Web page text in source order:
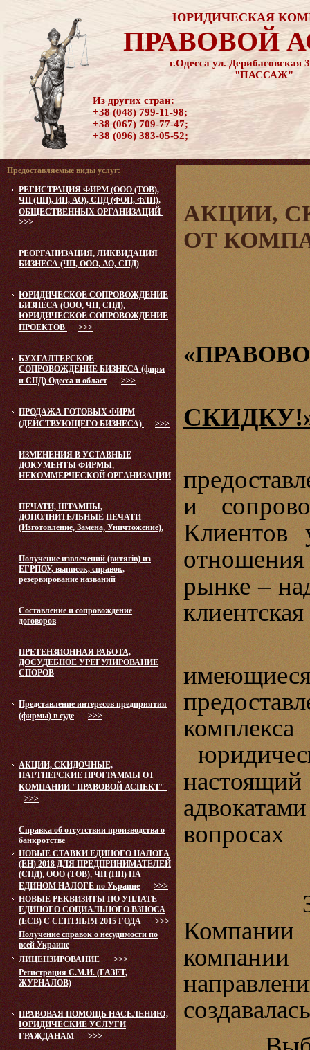
ЮРИДИЧЕСКАЯ
ПРАВОВОЙ
г.Одесса ул. Дерибасовская
"ПАССАЖ"
Из других стран:
+38 (048) 799-11-98;
+38 (067) 709-77-47;
+38 (096) 383-05-52;
Предоставляемые виды услуг:
РЕГИСТРАЦИЯ ФИРМ (ООО (ТОВ),
ЧП (ПП), ИП, АО), СПД (ФОП, ФЛП),
ОБЩЕСТВЕННЫХ ОРГАНИЗАЦИЙ
>>>
РЕОРГАНИЗАЦИЯ, ЛИКВИДАЦИЯ
БИЗНЕСА (ЧП, ООО, АО, СПД)
ЮРИДИЧЕСКОЕ CОПРОВОЖДЕНИЕ
БИЗНЕСА (ООО, ЧП, СПД),
ЮРИДИЧЕСКОЕ СОПРОВОЖДЕНИЕ
ПРОЕКТОВ
>>>
БУХГАЛТЕРСКОЕ
СОПРОВОЖДЕНИЕ БИЗНЕСА (фирм
и СПД) Одесса и област
>>>
ПРОДАЖА ГОТОВЫХ ФИРМ
(ДЕЙСТВУЮЩЕГО БИЗНЕСА)
>>>
ИЗМЕНЕНИЯ В УСТАВНЫЕ
ДОКУМЕНТЫ ФИРМЫ,
НЕКОММЕРЧЕСКОЙ ОРГАНИЗАЦИИ
ПЕЧАТИ, ШТАМПЫ,
ДОПОЛНИТЕЛЬНЫЕ ПЕЧАТИ
(Изготовление, Замена, Уничтожение),
Получение извлечений (витягів) из
ЕГРПОУ, выписок, справок,
резервирование названий
Составление и сопровождение
договоров
ПРЕТЕНЗИОННАЯ РАБОТА,
ДОСУДЕБНОЕ УРЕГУЛИРОВАНИЕ
СПОРОВ
Представление интересов предприятия
(фирмы) в суде
>>>
АКЦИИ, СКИДОЧНЫЕ,
ПАРТНЕРСКИЕ ПРОГРАММЫ ОТ
КОМПАНИИ "ПРАВОВОЙ АСПЕКТ"
>>>
Справка об отсутствии производства о
банкротстве
НОВЫЕ СТАВКИ ЕДИНОГО НАЛОГА
(ЕН) 2018 ДЛЯ ПРЕДПРИНИМАТЕЛЕЙ
(СПД), ООО (ТОВ), ЧП (ПП) НА
ЕДИНОМ НАЛОГЕ по Украине
>>>
НОВЫЕ РЕКВИЗИТЫ ПО УПЛАТЕ
ЕДИНОГО СОЦИАЛЬНОГО ВЗНОСА
(ЕСВ) С СЕНТЯБРЯ 2015 ГОДА
>>>
Получение справок о несудимости по
всей Украине
ЛИЦЕНЗИРОВАНИЕ
>>>
Регистрация С.М.И. (ГАЗЕТ,
ЖУРНАЛОВ)
ПРАВОВАЯ ПОМОЩЬ НАСЕЛЕНИЮ,
ЮРИДИЧЕСКИЕ УСЛУГИ
ГРАЖДАНАМ
>>>
АКЦИИ,
ОТ
и
Клиентов
рынке –
клиентская
вопросах